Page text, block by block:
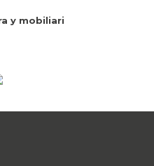
y mobiliari